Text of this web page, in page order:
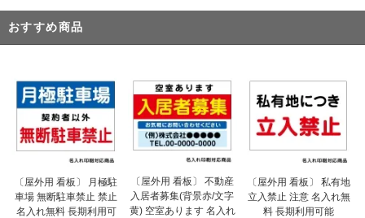
おすすめ商品
〔屋外用 看板〕 月極駐
車場 無断駐車禁止 禁止
名入れ無料 長期利用可
〔屋外用 看板〕 不動産
入居者募集(背景赤/文字
黄) 空室あります 名入れ
〔屋外用 看板〕 私有地
立入禁止 注意 名入れ無
料 長期利用可能